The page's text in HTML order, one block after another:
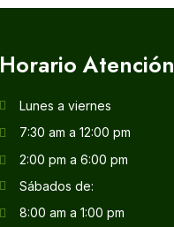
Horario Atención
Lunes a viernes
7:30 am a 12:00 pm
2:00 pm a 6:00 pm
Sábados de:
8:00 am a 1:00 pm